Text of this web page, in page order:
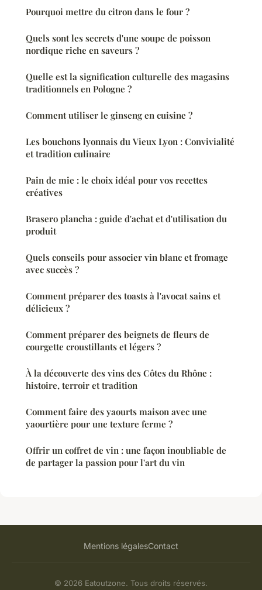
Pourquoi mettre du citron dans le four ?
Quels sont les secrets d'une soupe de poisson
nordique riche en saveurs ?
Quelle est la signification culturelle des magasins
traditionnels en Pologne ?
Comment utiliser le ginseng en cuisine ?
Les bouchons lyonnais du Vieux Lyon : Convivialité
et tradition culinaire
Pain de mie : le choix idéal pour vos recettes
créatives
Brasero plancha : guide d'achat et d'utilisation du
produit
Quels conseils pour associer vin blanc et fromage
avec succès ?
Comment préparer des toasts à l'avocat sains et
délicieux ?
Comment préparer des beignets de fleurs de
courgette croustillants et légers ?
À la découverte des vins des Côtes du Rhône :
histoire, terroir et tradition
Comment faire des yaourts maison avec une
yaourtière pour une texture ferme ?
Offrir un coffret de vin : une façon inoubliable de
de partager la passion pour l'art du vin
Mentions légalesContact
© 2026 Eatoutzone. Tous droits réservés.